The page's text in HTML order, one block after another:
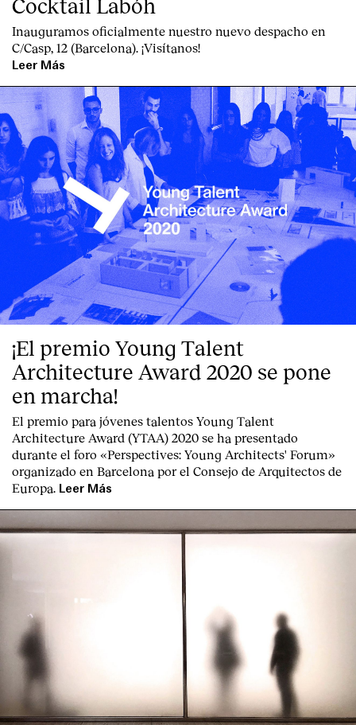
Inauguramos oficialmente nuestro nuevo despacho en
C/Casp, 12 (Barcelona). ¡Visítanos!
Leer Más
¡El premio Young Talent
Architecture Award 2020 se pone
en marcha!
El premio para jóvenes talentos Young Talent
Architecture Award (YTAA) 2020 se ha presentado
durante el foro «Perspectives: Young Architects' Forum»
organizado en Barcelona por el Consejo de Arquitectos de
Europa. Leer Más